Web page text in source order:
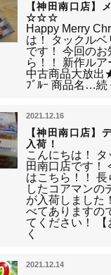
【神田南口店】
☆☆☆
Happy Merry
は！ タックル
です！ 今回のお
ら！！ 新作ル
中古商品大放
ﾌﾞﾙｰ 商品名…続
2021.12.16
【神田南口店】
入荷！
こんにちは！
田南口店です！
はこちら！！ 長
したコアマンの
が入荷しました
べてありますの
てください！
く
2021.12.14